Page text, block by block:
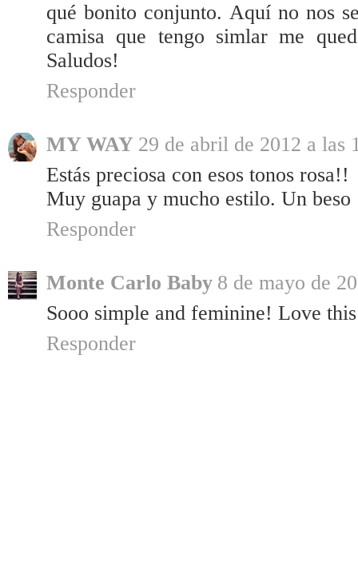
qué bonito conjunto. Aquí no nos
camisa que tengo simlar me
Saludos!
Responder
MY WAY 29 de abril de 2012 a las
Estás preciosa con esos tonos rosa!!
Muy guapa y mucho estilo. Un beso
Responder
Monte Carlo Baby 8 de mayo de
Sooo simple and feminine! Love
Responder